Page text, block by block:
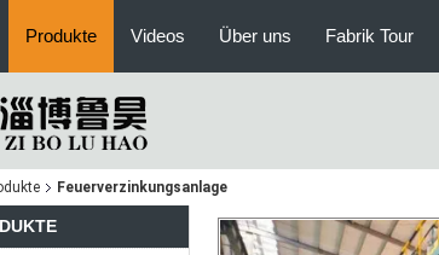
Produkte Videos Über uns Fabrik Tour
Feuerverzinkungsanlage